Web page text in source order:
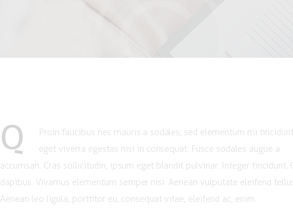
Q
Proin faucibus nec mauris a sodales, sed elementum mi
eget viverra egestas nisi in consequat. Fusce sodales augue a
accumsan. Cras sollicitudin, ipsum eget blandit pulvinar. Integer tincidunt.
dapibus. Vivamus elementum semper nisi. Aenean vulputate eleifend
Aenean leo ligula, porttitor eu, consequat vitae, eleifend ac, enim.